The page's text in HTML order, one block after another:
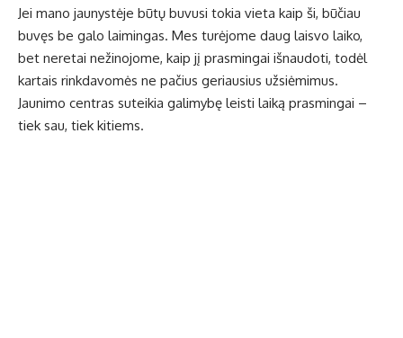
Jei mano jaunystėje būtų buvusi tokia vieta kaip ši, būčiau
buvęs be galo laimingas. Mes turėjome daug laisvo laiko,
bet neretai nežinojome, kaip jį prasmingai išnaudoti, todėl
kartais rinkdavomės ne pačius geriausius užsiėmimus.
Jaunimo centras suteikia galimybę leisti laiką prasmingai –
tiek sau, tiek kitiems.